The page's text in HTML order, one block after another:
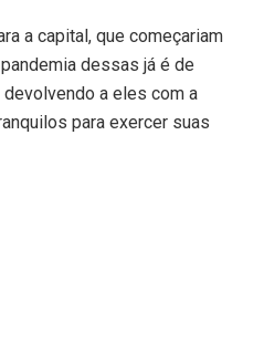
a capital, que começariam
dessas já é de
a eles com a
para exercer suas